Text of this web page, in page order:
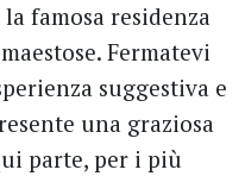
famosa residenza
Fermatevi
suggestiva e
una graziosa
parte, per i più